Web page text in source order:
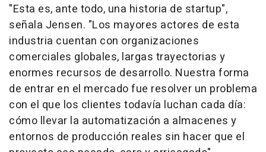
"Esta es, ante todo, una historia de startup",
señala Jensen. "Los mayores actores de esta
industria cuentan con organizaciones
comerciales globales, largas trayectorias y
enormes recursos de desarrollo. Nuestra forma
de entrar en el mercado fue resolver un problema
con el que los clientes todavía luchan cada día:
cómo llevar la automatización a almacenes y
entornos de producción reales sin hacer que el